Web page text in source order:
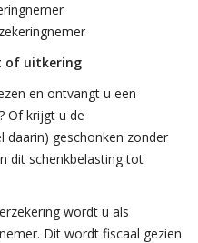
of uitkering
en ontvangt u een
Of krijgt u de
daarin) geschonken zonder
dit schenkbelasting tot
wordt u als
Dit wordt fiscaal gezien